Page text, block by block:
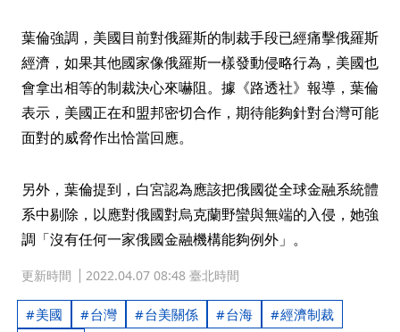
葉倫強調，美國目前對俄羅斯的制裁手段已經痛擊俄羅斯
經濟，如果其他國家像俄羅斯一樣發動侵略行為，美國也
會拿出相等的制裁決心來嚇阻。據《路透社》報導，葉倫
表示，美國正在和盟邦密切合作，期待能夠針對台灣可能
面對的威脅作出恰當回應。
另外，葉倫提到，白宮認為應該把俄國從全球金融系統體
系中剔除，以應對俄國對烏克蘭野蠻與無端的入侵，她強
調「沒有任何一家俄國金融機構能夠例外」。
更新時間 2022.04.07 08:48 臺北時間
美國 台灣 台美關係 台海
經濟制裁